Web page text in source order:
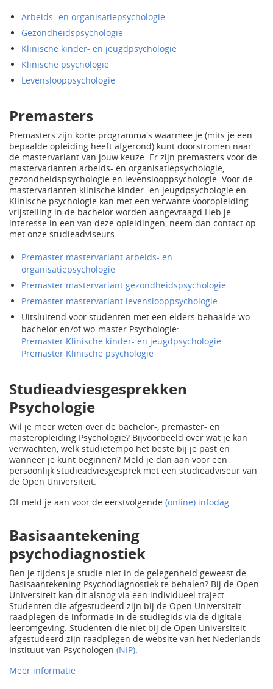
Arbeids- en organisatiepsychologie
Gezondheidspsychologie
Klinische kinder- en jeugdpsychologie
Klinische psychologie
Levenslooppsychologie
Premasters
Premasters zijn korte programma's waarmee je (mits je een
bepaalde opleiding heeft afgerond) kunt doorstromen naar
de mastervariant van jouw keuze. Er zijn premasters voor de
mastervarianten arbeids- en organisatiepsychologie,
gezondheidspsychologie en levenslooppsychologie. Voor de
mastervarianten klinische kinder- en jeugdpsychologie en
Klinische psychologie kan met een verwante vooropleiding
vrijstelling in de bachelor worden aangevraagd.Heb je
interesse in een van deze opleidingen, neem dan contact op
met onze studieadviseurs.
Premaster mastervariant arbeids- en
organisatiepsychologie
Premaster mastervariant gezondheidspsychologie
Premaster mastervariant levenslooppsychologie
Uitsluitend voor studenten met een elders behaalde wo-
bachelor en/of wo-master Psychologie:
Premaster Klinische kinder- en jeugdpsychologie
Premaster Klinische psychologie
Studieadviesgesprekken
Psychologie
Wil je meer weten over de bachelor-, premaster- en
masteropleiding Psychologie? Bijvoorbeeld over wat je kan
verwachten, welk studietempo het beste bij je past en
wanneer je kunt beginnen? Meld je dan aan voor een
persoonlijk studieadviesgesprek met een studieadviseur van
de Open Universiteit.
Of meld je aan voor de eerstvolgende (online) infodag.
Basisaantekening
psychodiagnostiek
Ben je tijdens je studie niet in de gelegenheid geweest de
Basisaantekening Psychodiagnostiek te behalen? Bij de Open
Universiteit kan dit alsnog via een individueel traject.
Studenten die afgestudeerd zijn bij de Open Universiteit
raadplegen de informatie in de studiegids via de digitale
leeromgeving. Studenten die niet bij de Open Universiteit
afgestudeerd zijn raadplegen de website van het Nederlands
Instituut van Psychologen (NIP).
Meer informatie